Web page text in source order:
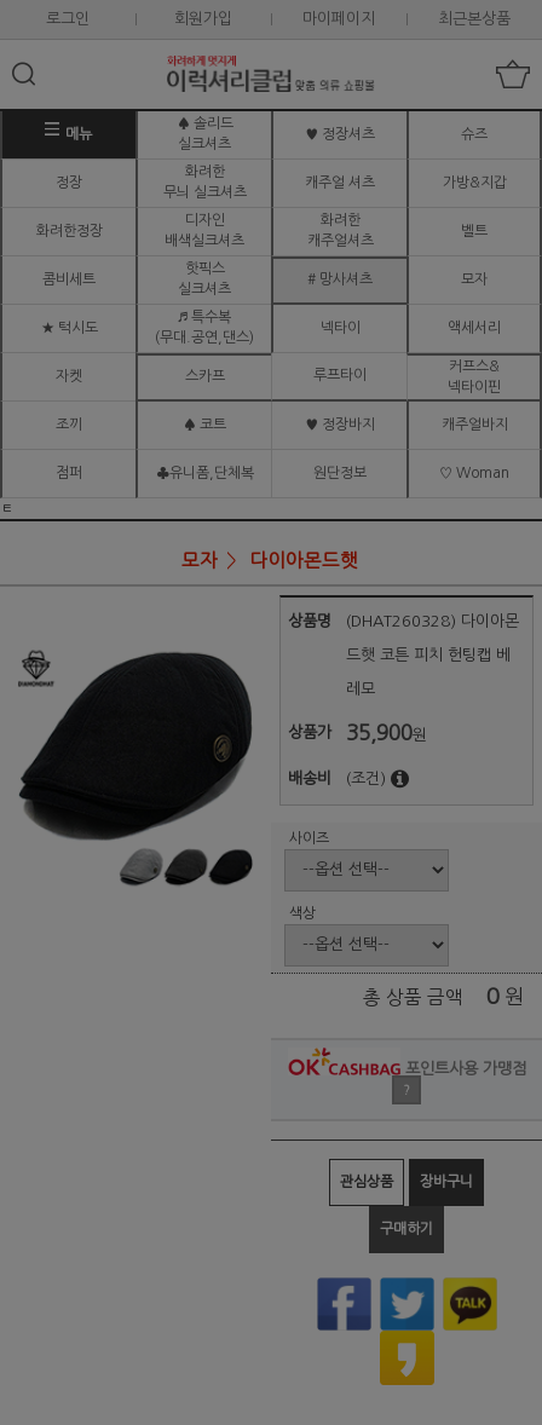
로그인 회원가입 마이페이지 최근본상품
메뉴
♠ 솔리드
실크셔츠
♥ 정장셔츠 슈즈
정장
화려한
무늬 실크셔츠
캐주얼 셔츠 가방&지갑
화려한정장
디자인
배색실크셔츠
화려한
캐주얼셔츠
벨트
콤비세트
핫픽스
실크셔츠
# 망사셔츠 모자
★ 턱시도
♬ 특수복
(무대.공연,댄스)
넥타이 액세서리
자켓 스카프 루프타이
커프스&
넥타이핀
조끼 ♠ 코트 ♥ 정장바지 캐주얼바지
점퍼 ♣유니폼,단체복 원단정보 ♡ Woman
ㅌ
모자 다이아몬드햇
상품명 (DHAT260328) 다이아몬
드햇 코튼 피치 헌팅캡 베
레모
상품가 35,900원
배송비 (조건)
사이즈
색상
총 상품 금액 0 원
포인트사용 가맹점
?
관심상품 장바구니
구매하기